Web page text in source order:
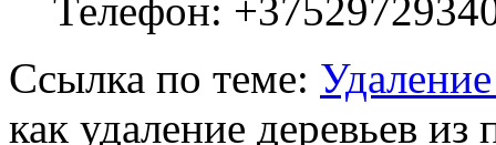
Телефон:
Ссылка по теме:
как удаление деревьев